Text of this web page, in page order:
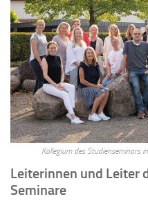
Kollegium des Studienseminars
Leiterinnen und Leiter
Seminare